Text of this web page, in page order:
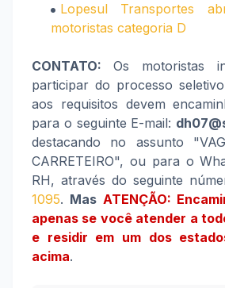
Lopesul Transportes
motoristas categoria D
CONTATO: Os motoristas
participar do processo
aos requisitos devem
para o seguinte E-mail:
destacando no assunto
CARRETEIRO", ou para o
RH, através do seguinte
1095. Mas ATENÇÃO:
apenas se você atender a
e residir em um dos
acima.